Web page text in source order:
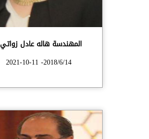
المهندسة هاله عادل زواتي
2018/6/14- 2021-10-11